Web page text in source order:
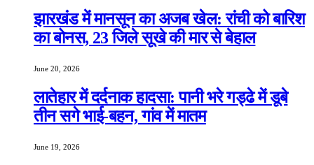
झारखंड में मानसून का अजब खेल: रांची को बारिश
का बोनस, 23 जिले सूखे की मार से बेहाल
June 20, 2026
लातेहार में दर्दनाक हादसा: पानी भरे गड्ढे में डूबे
तीन सगे भाई-बहन, गांव में मातम
June 19, 2026